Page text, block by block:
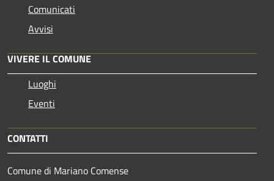
Comunicati
Avvisi
VIVERE IL COMUNE
Luoghi
Eventi
CONTATTI
Comune di Mariano Comense